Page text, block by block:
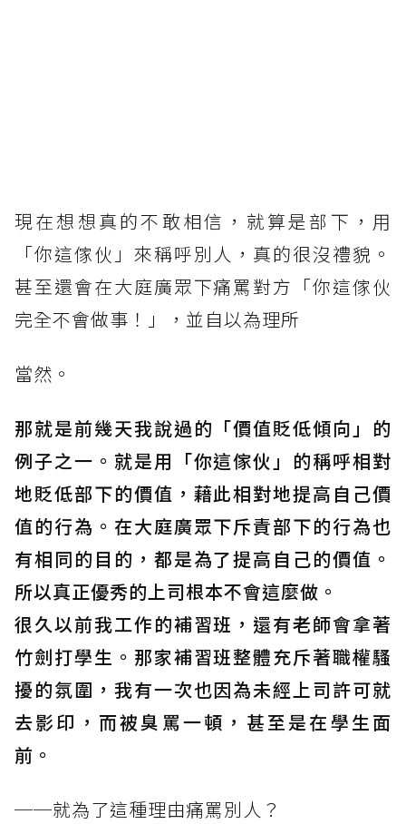
現在想想真的不敢相信，就算是部下，用
「你這傢伙」來稱呼別人，真的很沒禮貌。
甚至還會在大庭廣眾下痛罵對方「你這傢伙
完全不會做事！」，並自以為理所
當然。
那就是前幾天我說過的「價值貶低傾向」的
例子之一。就是用「你這傢伙」的稱呼相對
地貶低部下的價值，藉此相對地提高自己價
值的行為。在大庭廣眾下斥責部下的行為也
有相同的目的，都是為了提高自己的價值。
所以真正優秀的上司根本不會這麼做。
很久以前我工作的補習班，還有老師會拿著
竹劍打學生。那家補習班整體充斥著職權騷
擾的氛圍，我有一次也因為未經上司許可就
去影印，而被臭罵一頓，甚至是在學生面
前。
──就為了這種理由痛罵別人？